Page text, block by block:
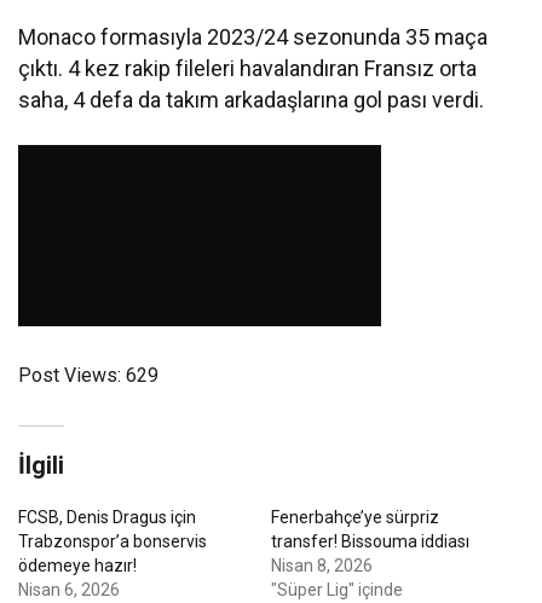
Monaco formasıyla 2023/24 sezonunda 35 maça
çıktı. 4 kez rakip fileleri havalandıran Fransız orta
saha, 4 defa da takım arkadaşlarına gol pası verdi.
Post Views: 629
İlgili
FCSB, Denis Dragus için
Trabzonspor’a bonservis
ödemeye hazır!
Nisan 6, 2026
Fenerbahçe’ye sürpriz
transfer! Bissouma iddiası
Nisan 8, 2026
"Süper Lig" içinde